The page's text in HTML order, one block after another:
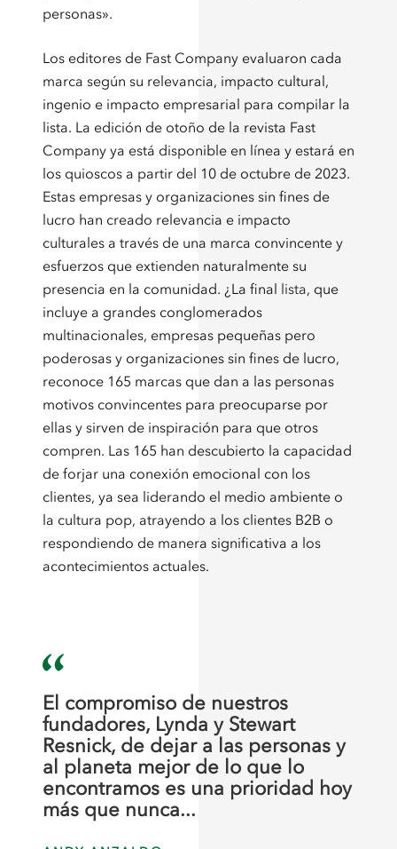
personas».
Los editores de Fast Company evaluaron cada
marca según su relevancia, impacto cultural,
ingenio e impacto empresarial para compilar la
lista. La edición de otoño de la revista Fast
Company ya está disponible en línea y estará en
los quioscos a partir del 10 de octubre de 2023.
Estas empresas y organizaciones sin fines de
lucro han creado relevancia e impacto
culturales a través de una marca convincente y
esfuerzos que extienden naturalmente su
presencia en la comunidad. ¿La final lista, que
incluye a grandes conglomerados
multinacionales, empresas pequeñas pero
poderosas y organizaciones sin fines de lucro,
reconoce 165 marcas que dan a las personas
motivos convincentes para preocuparse por
ellas y sirven de inspiración para que otros
compren. Las 165 han descubierto la capacidad
de forjar una conexión emocional con los
clientes, ya sea liderando el medio ambiente o
la cultura pop, atrayendo a los clientes B2B o
respondiendo de manera significativa a los
acontecimientos actuales.
El compromiso de nuestros
fundadores, Lynda y Stewart
Resnick, de dejar a las personas y
al planeta mejor de lo que lo
encontramos es una prioridad hoy
más que nunca...